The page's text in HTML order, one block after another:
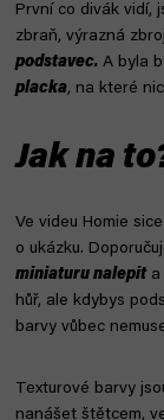
První co divák vidí,
zbraň, výrazná
podstavec. A byla
placka, na které
Jak na
Ve videu Homie
o ukázku.
miniaturu nalepita
hůř, ale kdybys
barvy vůbec
Texturové barvy
nanášet štětcem,